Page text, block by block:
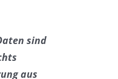
sind
aus